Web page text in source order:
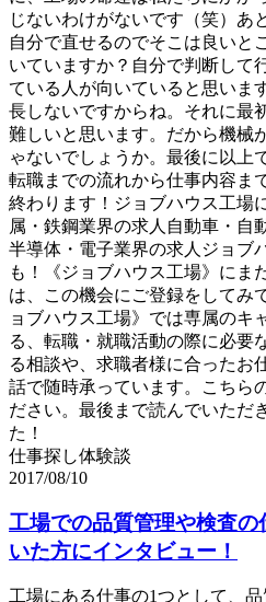
じないわけがないです（笑）あ
自分で直せるのでそこは良いと
いていますか？自分で判断して
ている人が向いていると思いま
長しないですからね。それに最
難しいと思います。だから機械
ゃないでしょうか。最後に以上
転職までの流れから仕事内容ま
終わります！ジョブハウス工場
属・鉄鋼業界の求人自動車・自
半導体・電子業界の求人ジョブ
も！《ジョブハウス工場》にま
は、この機会にご登録をしてみ
ョブハウス工場》では専属のキ
る、転職・就職活動の際に必要
る相談や、求職者様に合ったお
話で随時承っています。こちら
ださい。最後まで読んでいただ
た！
仕事探し体験談
2017/08/10
工場での品質管理や検査
いた方にインタビュー！
工場にある仕事の1つとして、